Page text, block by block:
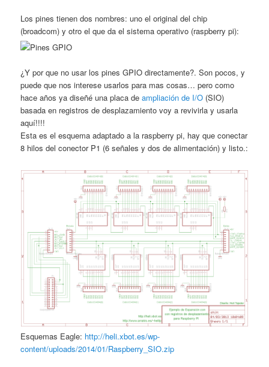
Los pines tienen dos nombres: uno el original del chip
(broadcom) y otro el que da el sistema operativo (raspberry pi):
¿Y por que no usar los pines GPIO directamente?. Son pocos, y
puede que nos interese usarlos para mas cosas… pero como
hace años ya diseñé una placa deampliación de I/O (SIO)
basada en registros de desplazamiento voy a revivirla y usarla
aquí!!!!
Esta es el esquema adaptado a la raspberry pi, hay que conectar
8 hilos del conector P1 (6 señales y dos de alimentación) y listo.:
Esquemas Eagle: http://heli.xbot.es/wp-
content/uploads/2014/01/Raspberry_SIO.zip